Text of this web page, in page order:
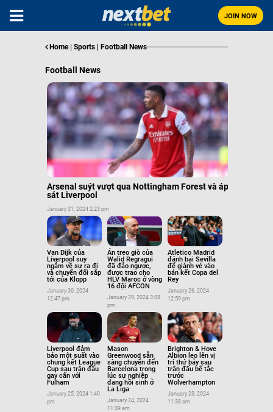
JOIN NOW
Home| Sports Football News
Football News
Arsenal suýt vượt qua Nottingham Forest và áp
sát Liverpool
January 31, 2024 2:23 pm
Van Dijk của
Liverpool suy
ngẫm về sự ra đi
và chuyển đổi sắp
tới của Klopp
January 30, 2024
12:47 pm
Án treo giò của
Walid Regragui
đã đảo ngược,
được trao cho
HLV Maroc ở vòng
16 đội AFCON
January 29, 2024 3:08
pm
Atletico Madrid
đánh bại Sevilla
để giành vé vào
bán kết Copa del
Rey
January 26, 2024
12:59 pm
Liverpool đảm
bảo một suất vào
chung kết League
Cup sau trận đấu
gay cấn với
Fulham
January 25, 2024 1:40
pm
Mason
Greenwood sẵn
sàng chuyển đến
Barcelona trong
lúc sự nghiệp
đang hồi sinh ở
La Liga
January 24, 2024
11:39 am
Brighton & Hove
Albion leo lên vị
trí thứ bảy sau
trận đấu bế tắc
trước
Wolverhampton
January 23, 2024
11:38 am